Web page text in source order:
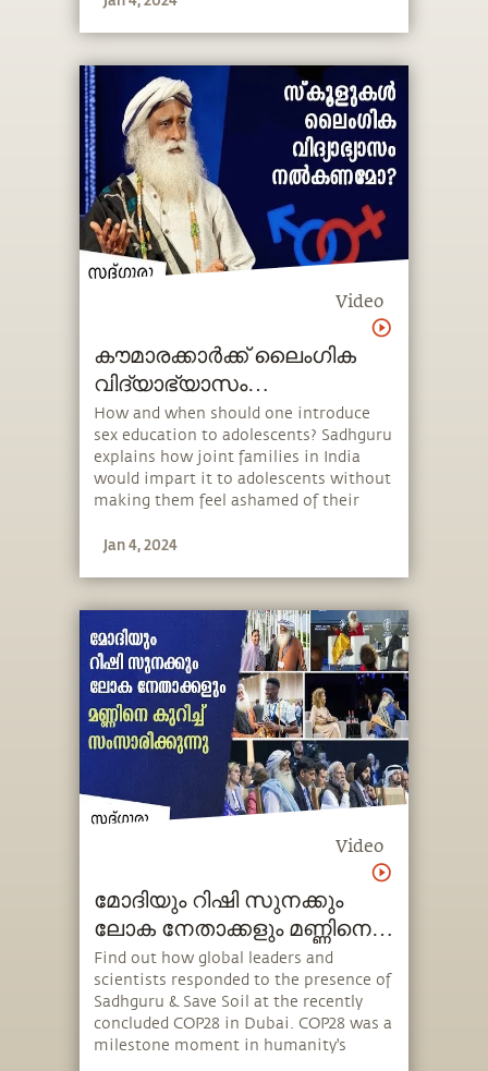
Video
കൗമാരക്കാർക്ക് ലൈംഗിക
വിദ്യാഭ്യാസം
നൽകേണ്ടതിന്റെ
പ്രാധാന്യം Sex Education
Teenssex-education-teens
How and when should one introduce
sex education to adolescents? Sadhguru
explains how joint families in India
would impart it to adolescents without
making them feel ashamed of their
it in today’s day and age. He also speaks
Jan 4, 2024
Video
മോദിയും റിഷി സുനക്കും
ലോക നേതാക്കളും മണ്ണിനെ
കുറിച്ച് സംസാരിക്കുന്നു
Find out how global leaders and
scientists responded to the presence of
Sadhguru & Save Soil at the recently
concluded COP28 in Dubai. COP28 was a
milestone moment in humanity's